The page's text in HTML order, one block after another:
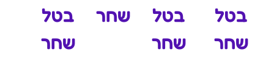
בטל
שחר
בטל
שחר
שחר
בטל
שחר